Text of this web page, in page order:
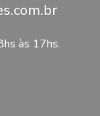
às 17hs.